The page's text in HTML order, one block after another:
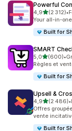
Powerful
4,9étoile(s)
(2 312)
2312 avis au•
Your all-in-
Built for
SMART
5,0étoile(s)
(600)
600 avis au•
Règles et
Built for
Upsell &
4,9étoile(s)
(2 486)
2486 avis au•
Offres
vente
Built for